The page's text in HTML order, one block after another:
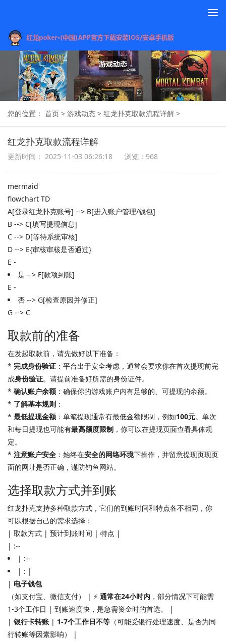
您的位置： 首页 > 游戏动态 > 红龙扑克取款流程详解 >
红龙扑克取款流程详解
更新时间： 2025-11-03 06:26:18 浏览：968
mermaid
flowchart TD
A[登录红龙扑克账号] --> B[进入账户管理/钱包]
B --> C[填写提现信息]
C --> D[等待系统审核]
D --> E{审核审核是否通过}
E -
是 --> F[款项到账]
E -
否 --> G[检查原因并修正]
G --> C
取款前的准备
在发起取款前，请先做好以下准备：
* 完成身份验证 ：平台出于安全考虑，通常会要求你在首次提现前完
成身份验证。请提前准备好所需的身份证件。
* 确认账户余额 ：确保你的游戏账户内有足够的、可提现的余额。
* 了解基本规则 ：
* 最低提现金额 ：单笔提现通常有最低金额限制，例如100元。单次
和每日提现也可能有最高额度限制 ，你可以在提现页面查看具体规
定。
* 注意账户安全 ：始终在安全的网络环境下操作，并留意提现页现页
面的网址是否正确，谨防钓鱼网站。
选择取款方式并到账
红龙扑克支持多种取款方式，它们的到账时间和特点各不相同，你
可以根据自己的需求选择：
| 取款方式 | 预计到账时间 | 特点 |
| :--
| :--
| : |
| 电子钱包
（如支付宝、微信支付） | ⚡ 通常在24小时内 ，部分情况下可能需
1-3个工作日 | 到账速度快，是急需资金时的首选。 |
| 银行卡转账 | 1-7个工作日不等 （可能受银行处理速度、是否为同
行转账等因素影响） |